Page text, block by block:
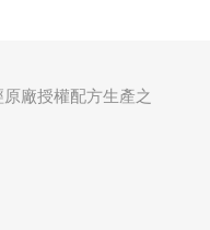
廠授權配方生產之